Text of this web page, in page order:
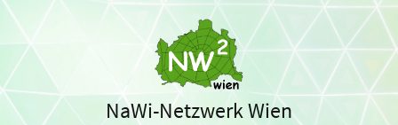
Direkt
zum
Inhalt
NaWi-Netzwerk Wien